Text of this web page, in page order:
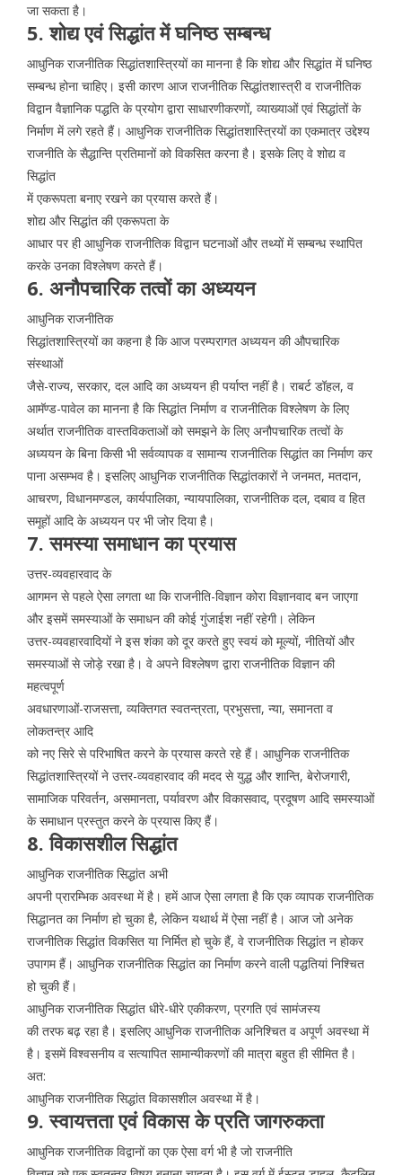
जा सकता है।
5. शोद्य एवं सिद्धांत में घनिष्ठ सम्बन्ध
आधुनिक राजनीतिक सिद्धांतशास्त्रियों का मानना है कि शोद्य और सिद्धांत में घनिष्ठ
सम्बन्ध होना चाहिए। इसी कारण आज राजनीतिक सिद्धांतशास्त्री व राजनीतिक
विद्वान वैज्ञानिक पद्धति के प्रयोग द्वारा साधारणीकरणों, व्याख्याओं एवं सिद्धांतों के
निर्माण में लगे रहते हैं। आधुनिक राजनीतिक सिद्धांतशास्त्रियों का एकमात्र उद्देश्य
राजनीति के सैद्धान्ति प्रतिमानों को विकसित करना है। इसके लिए वे शोद्य व
सिद्धांत
में एकरूपता बनाए रखने का प्रयास करते हैं।
शोद्य और सिद्धांत की एकरूपता के
आधार पर ही आधुनिक राजनीतिक विद्वान घटनाओं और तथ्यों में सम्बन्ध स्थापित
करके उनका विश्लेषण करते हैं।
6. अनौपचारिक तत्वों का अध्ययन
आधुनिक राजनीतिक
सिद्धांतशास्त्रियों का कहना है कि आज परम्परागत अध्ययन की औपचारिक
संस्थाओं
जैसे-राज्य, सरकार, दल आदि का अध्ययन ही पर्याप्त नहीं है। राबर्ट डॉहल, व
आमॅण्ड-पावेल का मानना है कि सिद्धांत निर्माण व राजनीतिक विश्लेषण के लिए
अर्थात राजनीतिक वास्तविकताओं को समझने के लिए अनौपचारिक तत्वों के
अध्ययन के बिना किसी भी सर्वव्यापक व सामान्य राजनीतिक सिद्धांत का निर्माण कर
पाना असम्भव है। इसलिए आधुनिक राजनीतिक सिद्धांतकारों ने जनमत, मतदान,
आचरण, विधानमण्डल, कार्यपालिका, न्यायपालिका, राजनीतिक दल, दबाव व हित
समूहों आदि के अध्ययन पर भी जोर दिया है।
7. समस्या समाधान का प्रयास
उत्तर-व्यवहारवाद के
आगमन से पहले ऐसा लगता था कि राजनीति-विज्ञान कोरा विज्ञानवाद बन जाएगा
और इसमें समस्याओं के समाधन की कोई गुंजाईश नहीं रहेगी। लेकिन
उत्तर-व्यवहारवादियों ने इस शंका को दूर करते हुए स्वयं को मूल्यों, नीतियों और
समस्याओं से जोड़े रखा है। वे अपने विश्लेषण द्वारा राजनीतिक विज्ञान की
महत्वपूर्ण
अवधारणाओं-राजसत्ता, व्यक्तिगत स्वतन्त्रता, प्रभुसत्ता, न्या, समानता व
लोकतन्त्र आदि
को नए सिरे से परिभाषित करने के प्रयास करते रहे हैं। आधुनिक राजनीतिक
सिद्धांतशास्त्रियों ने उत्तर-व्यवहारवाद की मदद से युद्ध और शान्ति, बेरोजगारी,
सामाजिक परिवर्तन, असमानता, पर्यावरण और विकासवाद, प्रदूषण आदि समस्याओं
के समाधान प्रस्तुत करने के प्रयास किए हैं।
8. विकासशील सिद्धांत
आधुनिक राजनीतिक सिद्धांत अभी
अपनी प्रारम्भिक अवस्था में है। हमें आज ऐसा लगता है कि एक व्यापक राजनीतिक
सिद्धानत का निर्माण हो चुका है, लेकिन यथार्थ में ऐसा नहीं है। आज जो अनेक
राजनीतिक सिद्धांत विकसित या निर्मित हो चुके हैं, वे राजनीतिक सिद्धांत न होकर
उपागम हैं। आधुनिक राजनीतिक सिद्धांत का निर्माण करने वाली पद्धतियां निश्चित
हो चुकी हैं।
आधुनिक राजनीतिक सिद्धांत धीरे-धीरे एकीकरण, प्रगति एवं सामंजस्य
की तरफ बढ़ रहा है। इसलिए आधुनिक राजनीतिक अनिश्चित व अपूर्ण अवस्था में
है। इसमें विश्वसनीय व सत्यापित सामान्यीकरणों की मात्रा बहुत ही सीमित है।
अत:
आधुनिक राजनीतिक सिद्धांत विकासशील अवस्था में है।
9. स्वायत्तता एवं विकास के प्रति जागरुकता
आधुनिक राजनीतिक विद्वानों का एक ऐसा वर्ग भी है जो राजनीति